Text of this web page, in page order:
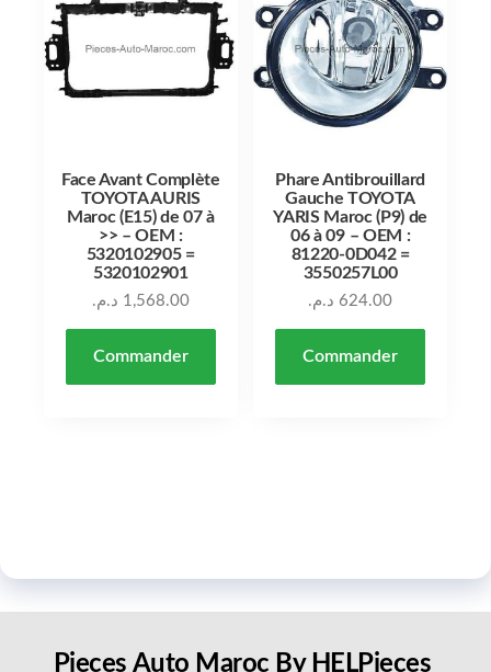
Face Avant Complète
TOYOTA AURIS
Maroc (E15) de 07 à
>> – OEM :
5320102905 =
5320102901
1,568.00 د.م.
Commander
Phare Antibrouillard
Gauche TOYOTA
YARIS Maroc (P9) de
06 à 09 – OEM :
81220-0D042 =
3550257L00
624.00 د.م.
Commander
Pieces Auto Maroc By HELPieces